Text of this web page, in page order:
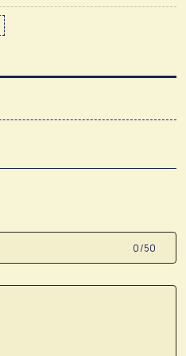
0 /50